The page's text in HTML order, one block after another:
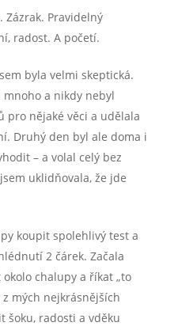
Zázrak. Pravidelný
radost. A početí.
byla velmi skeptická.
a nikdy nebyl
pro nějaké věci a udělala
Druhý den byl ale doma i
– a volal celý bez
uklidňovala, že jde
koupit spolehlivý test a
2 čárek. Začala
chalupy a říkat „to
z mých nejkrásnějších
šoku, radosti a vděku